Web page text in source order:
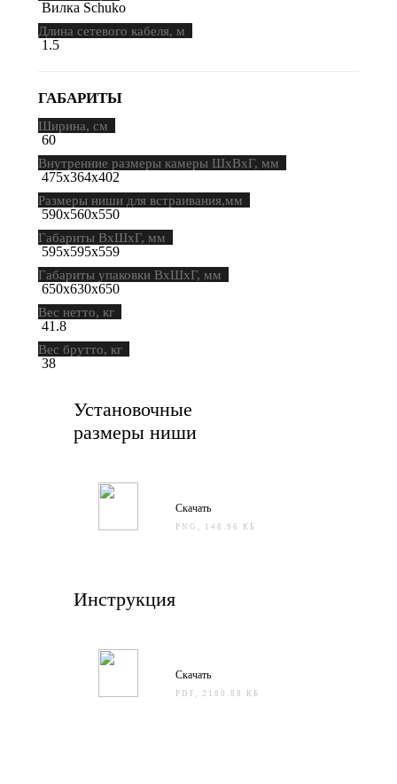
Вилка Schuko
Длина сетевого кабеля, м
1.5
ГАБАРИТЫ
Ширина, см
60
Внутренние размеры камеры ШхВхГ, мм
475х364х402
Размеры ниши для встраивания,мм
590x560x550
Габариты ВхШхГ, мм
595х595х559
Габариты упаковки ВхШхГ, мм
650х630х650
Вес нетто, кг
41.8
Вес брутто, кг
38
Установочные
размеры ниши
Скачать
PNG, 148.96 КБ
Инструкция
Скачать
PDF, 2180.88 КБ